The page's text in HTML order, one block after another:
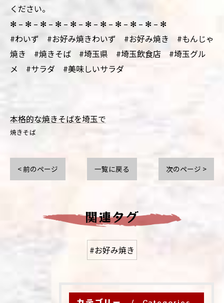
ください。
✻ – ✻ – ✻ – ✻ – ✻ – ✻ – ✻ – ✻ – ✻ – ✻ – ✻
#わいず #お好み焼きわいず #お好み焼き #もんじゃ
焼き #焼きそば #埼玉県 #埼玉飲食店 #埼玉グル
メ #サラダ #美味しいサラダ
本格的な焼きそばを埼玉で
焼きそば
< 前のページ 一覧に戻る 次のページ >
関連タグ
#お好み焼き